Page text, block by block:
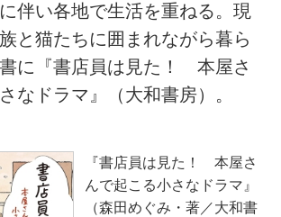
伴い各地で生活を重ねる。現
と猫たちに囲まれながら暮ら
に『書店員は見た！ 本屋さ
なドラマ』（大和書房）。
『書店員は見た！ 本屋さ
んで起こる小さなドラマ』
（森田めぐみ・著／大和書